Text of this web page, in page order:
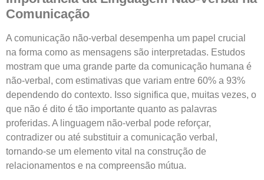
Comunicação
A comunicação não-verbal desempenha um papel crucial
na forma como as mensagens são interpretadas. Estudos
mostram que uma grande parte da comunicação humana é
não-verbal, com estimativas que variam entre 60% a 93%
dependendo do contexto. Isso significa que, muitas vezes, o
que não é dito é tão importante quanto as palavras
proferidas. A linguagem não-verbal pode reforçar,
contradizer ou até substituir a comunicação verbal,
tornando-se um elemento vital na construção de
relacionamentos e na compreensão mútua.